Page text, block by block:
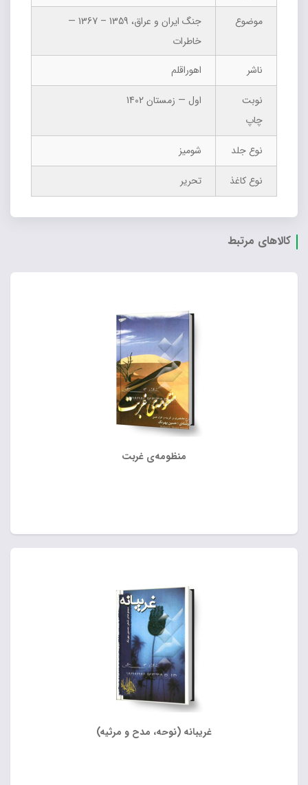
موضوع
جنگ ایران و عراق، 1359 – 1367 —
خاطرات
ناشر
اهوراقلم
نوبت
چاپ
اول — زمستان 1402
نوع جلد
شومیز
نوع کاغذ
تحریر
کالاهای مرتبط
منظومه‌ی غربت
غریبانه (نوحه، مدح و مرثیه)